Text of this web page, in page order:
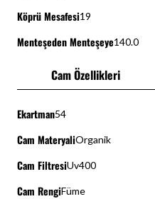
Köprü Mesafesi19
Menteşeden Menteşeye140.0
Cam Özellikleri
Ekartman54
Cam MateryaliOrganik
Cam FiltresiUv400
Cam RengiFüme